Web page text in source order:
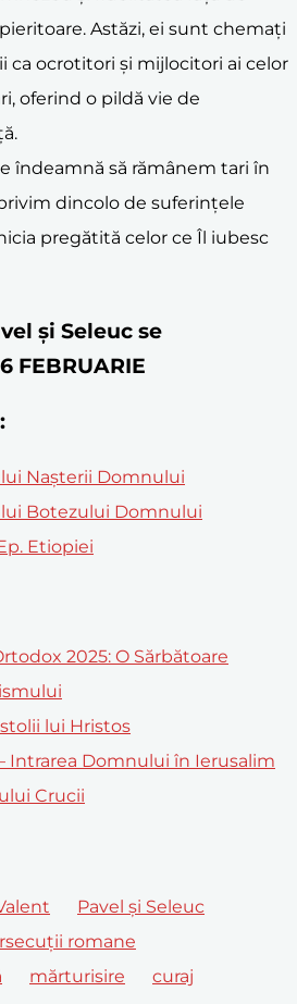
Astăzi, ei sunt chemați
ca ocrotitori și mijlocitori ai celor
oferind o pildă vie de
îndeamnă să rămânem tari în
dincolo de suferințele
pregătită celor ce Îl iubesc
şi Seleuc se
FEBRUARIE
Nașterii Domnului
Botezului Domnului
Etiopiei
2025: O Sărbătoare
lui Hristos
Intrarea Domnului în Ierusalim
Crucii
Pavel și Seleuc
romane
mărturisire
curaj